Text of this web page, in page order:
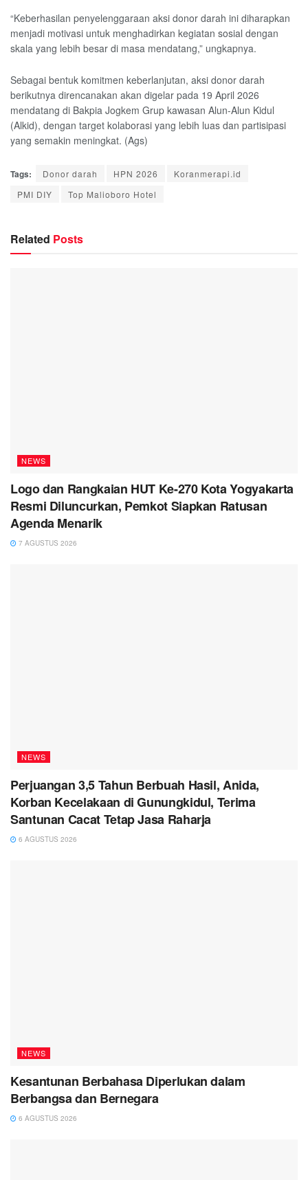
“Keberhasilan penyelenggaraan aksi donor darah ini diharapkan
menjadi motivasi untuk menghadirkan kegiatan sosial dengan
skala yang lebih besar di masa mendatang,” ungkapnya.
Sebagai bentuk komitmen keberlanjutan, aksi donor darah
berikutnya direncanakan akan digelar pada 19 April 2026
mendatang di Bakpia Jogkem Grup kawasan Alun-Alun Kidul
(Alkid), dengan target kolaborasi yang lebih luas dan partisipasi
yang semakin meningkat. (Ags)
Tags: Donor darah HPN 2026
Koranmerapi.id
PMI DIY
Top Malioboro Hotel
Related Posts
NEWS
Logo dan Rangkaian HUT Ke-270 Kota Yogyakarta
Resmi Diluncurkan, Pemkot Siapkan Ratusan
Agenda Menarik
7 AGUSTUS 2026
NEWS
Perjuangan 3,5 Tahun Berbuah Hasil, Anida,
Korban Kecelakaan di Gunungkidul, Terima
Santunan Cacat Tetap Jasa Raharja
6 AGUSTUS 2026
NEWS
Kesantunan Berbahasa Diperlukan dalam
Berbangsa dan Bernegara
6 AGUSTUS 2026